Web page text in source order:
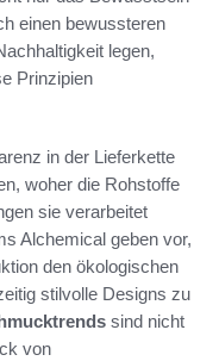
einen bewussteren
legen,
Prinzipien
in der Lieferkette
woher die Rohstoffe
sie verarbeitet
Alchemical geben vor,
den ökologischen
stilvolle Designs zu
sind nicht
von